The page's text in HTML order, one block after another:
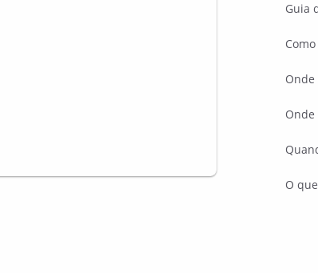
Guia
Onde
O